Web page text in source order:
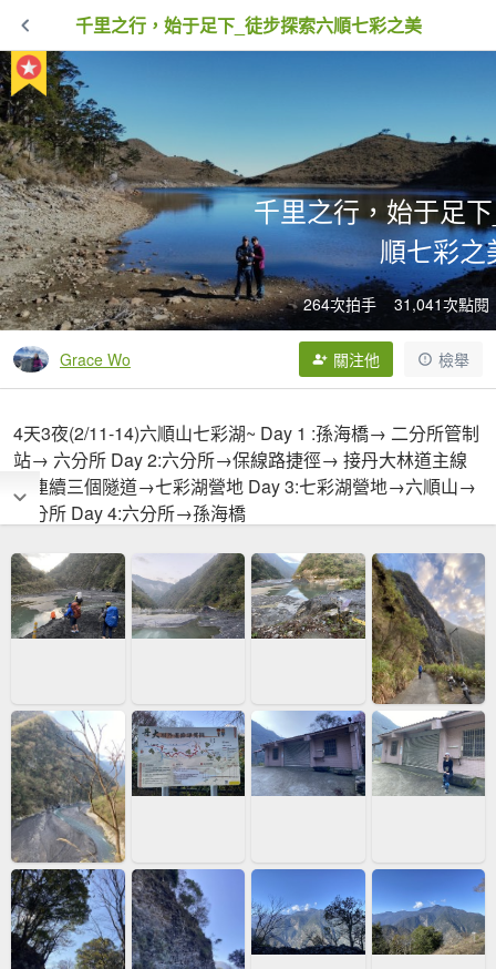
千里之行，始于足下_徒步探索六順七彩之美
千里之行，始于足
順七彩之
264次拍手 31,041次點閱
Grace Wo 關注他 檢舉
4天3夜(2/11-14)六順山七彩湖~ Day 1 :孫海橋→ 二分所管制
站→ 六分所 Day 2:六分所→保線路捷徑→ 接丹大林道主線
→連續三個隧道→七彩湖營地 Day 3:七彩湖營地→六順山→
六分所 Day 4:六分所→孫海橋